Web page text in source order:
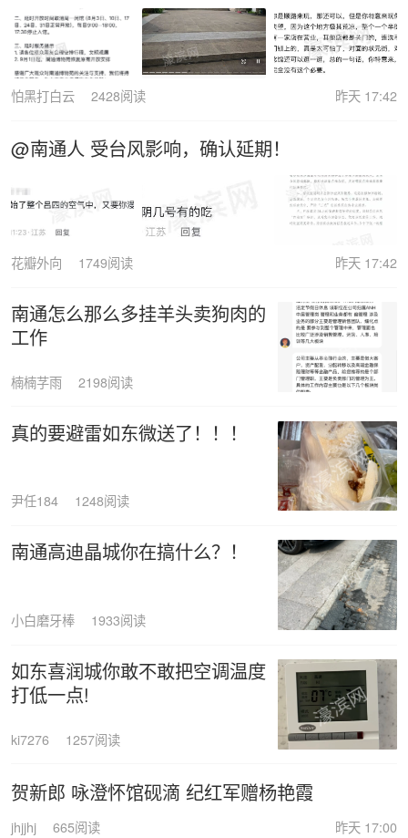
昨天 17:42
怕黑打白云 2428阅读
@南通人 受台风影响，确认延期！
昨天 17:42
花瓣外向 1749阅读
南通怎么那么多挂羊头卖狗肉的
工作
楠楠芓雨 2198阅读
真的要避雷如东微送了！！！
尹任184 1248阅读
南通高迪晶城你在搞什么？！
小白磨牙棒 1933阅读
如东喜润城你敢不敢把空调温度
打低一点!
ki7276 1257阅读
贺新郎 咏澄怀馆砚滴 纪红军赠杨艳霞
昨天 17:00
jhjjhj 665阅读